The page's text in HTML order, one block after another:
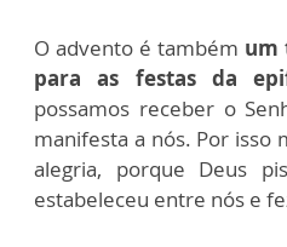
O advento é também um
para as festas da
possamos receber o
manifesta a nós. Por isso
alegria, porque Deus
estabeleceu entre nós e